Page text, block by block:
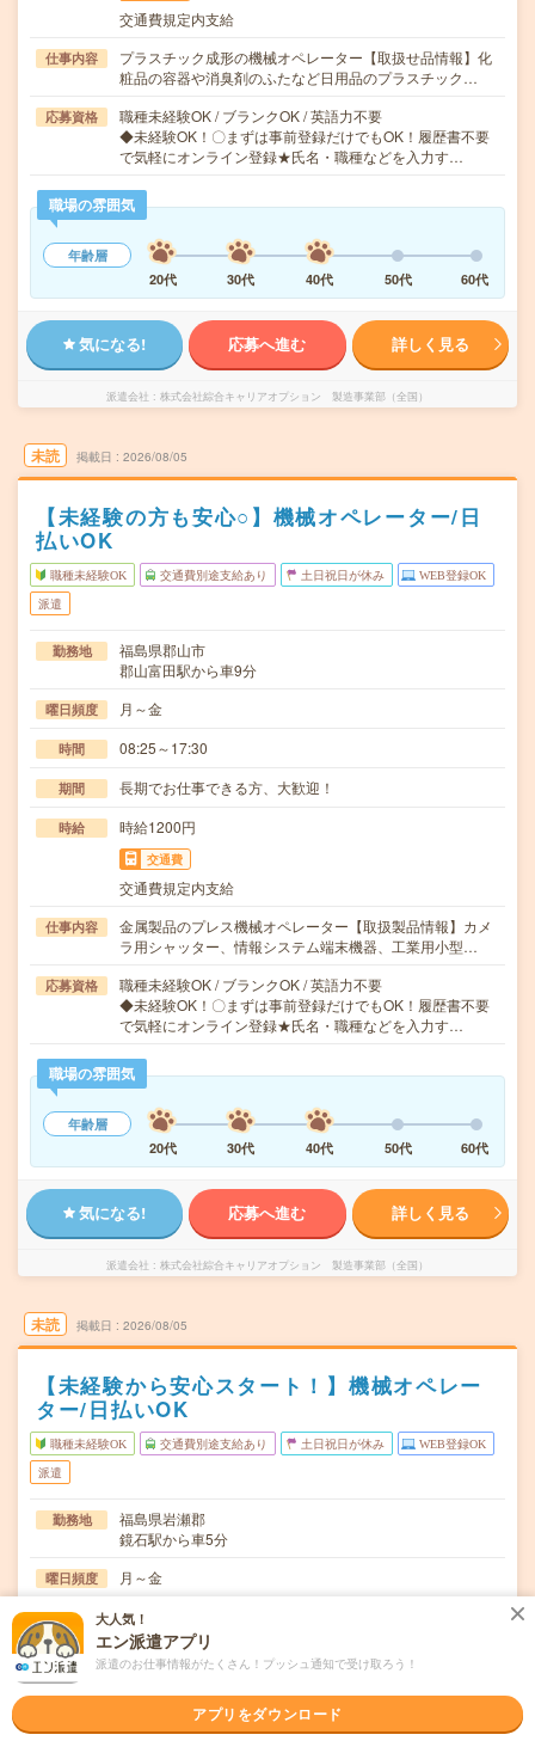
交通費規定内支給
仕事内容
プラスチック成形の機械オペレーター【取扱せ品情報】化
粧品の容器や消臭剤のふたなど日用品のプラスチック…
応募資格
職種未経験OK / ブランクOK / 英語力不要
◆未経験OK！〇まずは事前登録だけでもOK！履歴書不要
で気軽にオンライン登録★氏名・職種などを入力す…
職場の雰囲気
年齢層
20代
30代 40代 50代 60代
気になる! 応募へ進む 詳しく見る
派遣会社 株式会社綜合キャリアオプション 製造事業部（全国）
未読 掲載日 2026/08/05
【未経験の方も安心○】機械オペレーター/日
払いOK
職種未経験OK 交通費別途支給あり 土日祝日が休み WEB登録OK
派遣
勤務地
福島県郡山市
郡山富田駅から車9分
曜日頻度 月～金
時間 08:25～17:30
期間 長期でお仕事できる方、大歓迎！
時給 時給1200円
交通費
交通費規定内支給
仕事内容
金属製品のプレス機械オペレーター【取扱製品情報】カメ
ラ用シャッター、情報システム端末機器、工業用小型…
応募資格
職種未経験OK / ブランクOK / 英語力不要
◆未経験OK！〇まずは事前登録だけでもOK！履歴書不要
で気軽にオンライン登録★氏名・職種などを入力す…
職場の雰囲気
年齢層
20代
30代 40代 50代 60代
気になる! 応募へ進む 詳しく見る
派遣会社 株式会社綜合キャリアオプション 製造事業部（全国）
未読 掲載日 2026/08/05
【未経験から安心スタート！】機械オペレー
ター/日払いOK
職種未経験OK 交通費別途支給あり 土日祝日が休み WEB登録OK
派遣
勤務地
福島県岩瀬郡
鏡石駅から車5分
曜日頻度 月～金
時間 08:00～16:5006:00～14:2014:00～22:20
期間 長期でお仕事できる方、大歓迎！
時給 時給1200円
交通費
大人気！
エン派遣アプリ
派遣のお仕事情報がたくさん！プッシュ通知で受け取ろう！
アプリをダウンロード